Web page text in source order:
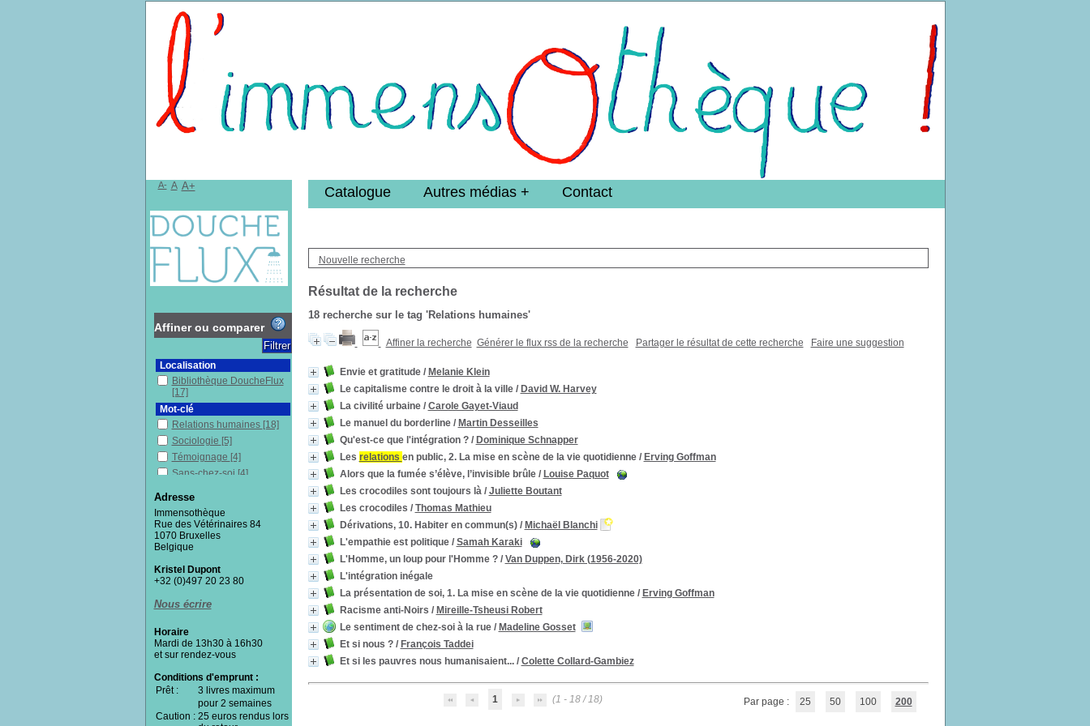
Nouvelle recherche
Résultat de la recherche
18recherche sur le tag 'Relations humaines'
Affiner la recherche Générer le flux rss de la recherche Partager le résultat de cette recherche Faire une suggestion
Envie et gratitude/ Melanie Klein
Le capitalisme contre le droit à la ville/ David W. Harvey
La civilité urbaine/ Carole Gayet-Viaud
Le manuel du borderline/ Martin Desseilles
Qu'est-ce que l'intégration ?/ Dominique Schnapper
Les relations en public, 2. La mise en scène de la vie quotidienne/ Erving Goffman
Alors que la fumée s’élève, l’invisible brûle/ Louise Paquot
Les crocodiles sont toujours là/ Juliette Boutant
Les crocodiles / Thomas Mathieu
Dérivations, 10. Habiter en commun(s)/ Michaël Blanchi
L'empathie est politique/ Samah Karaki
L'Homme, un loup pour l'Homme ?/ Van Duppen, Dirk (1956-2020)
L'intégration inégale
La présentation de soi, 1. La mise en scène de la vie quotidienne/ Erving Goffman
Racisme anti-Noirs / Mireille-Tsheusi Robert
Le sentiment de chez-soi à la rue/ Madeline Gosset
Et si nous ?/ François Taddei
Et si les pauvres nous humanisaient.../ Colette Collard-Gambiez
1 (1 - 18 / 18) Par page : 25 50 100 200
Catalogue Autres médias Contact
A- A A+
Affiner ou comparer
Localisation
Bibliothèque DoucheFlux
[17]
Mot-clé
Relations humaines [18]
Sociologie [5]
Témoignage [4]
Sans-chez-soi [4]
Solidarité
Interaction sociale[4]
Belgique[4]
Centre d'accueil
Citoyenneté
Individu et société
Urbanisme
Entretiens
Dimension sociale
Domination[2]
Inégalités sociales[2]
Hospitalité[2]
Adresse
Immensothèque
Rue des Vétérinaires 84
1070 Bruxelles
Belgique
Kristel Dupont
+32 (0)497 20 23 80
Nous écrire
Horaire
Mardi de 13h30 à 16h30
et sur rendez-vous
Conditions d'emprunt :
Prêt :
3 livres maximum
pour 2 semaines
Caution : 25 euros rendus lors